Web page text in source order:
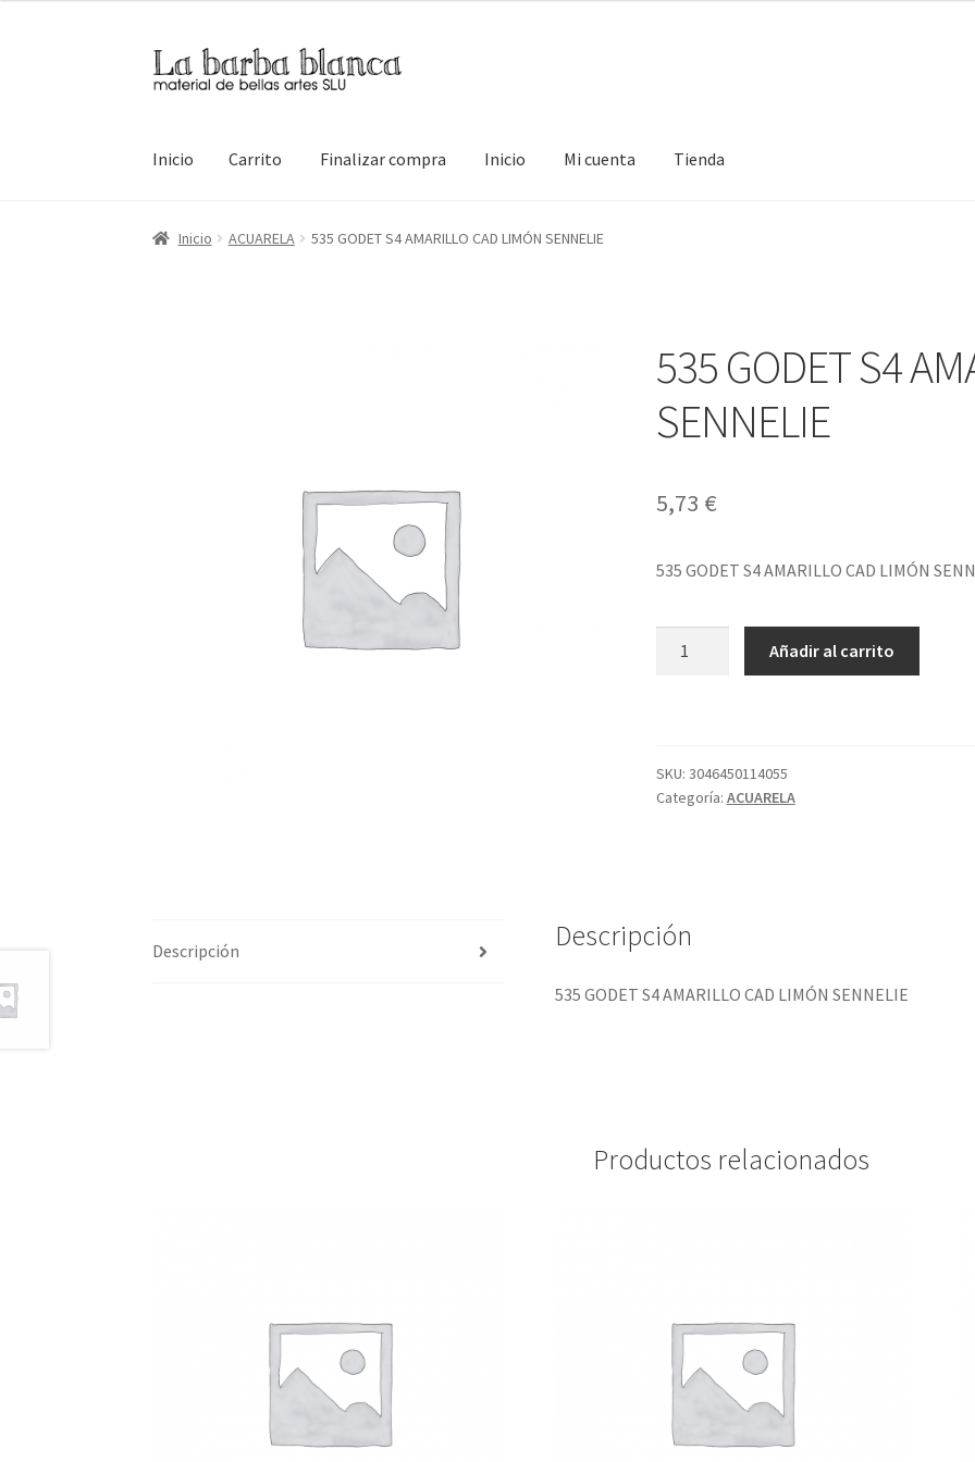
Ir
a
Ir
al
Inicio Carrito Finalizar compra Inicio Mi cuenta Tienda
Inicio CarritoFinalizar compraInicio Mi cuenta Tienda
Inicio ACUARELA 535 GODET S4 AMARILLO CAD LIMÓN SENNELIE
535 GODET S4
SENNELIE
5,73 €
535 GODET S4 AMARILLO CAD LIMÓN
LIMÓN
SENNELIE
Añadir al carrito
SKU: 3046450114055
Categoría: ACUARELA
Descripción Descripción
535 GODET S4 AMARILLO CAD LIMÓN SENNELIE
Productos relacionados